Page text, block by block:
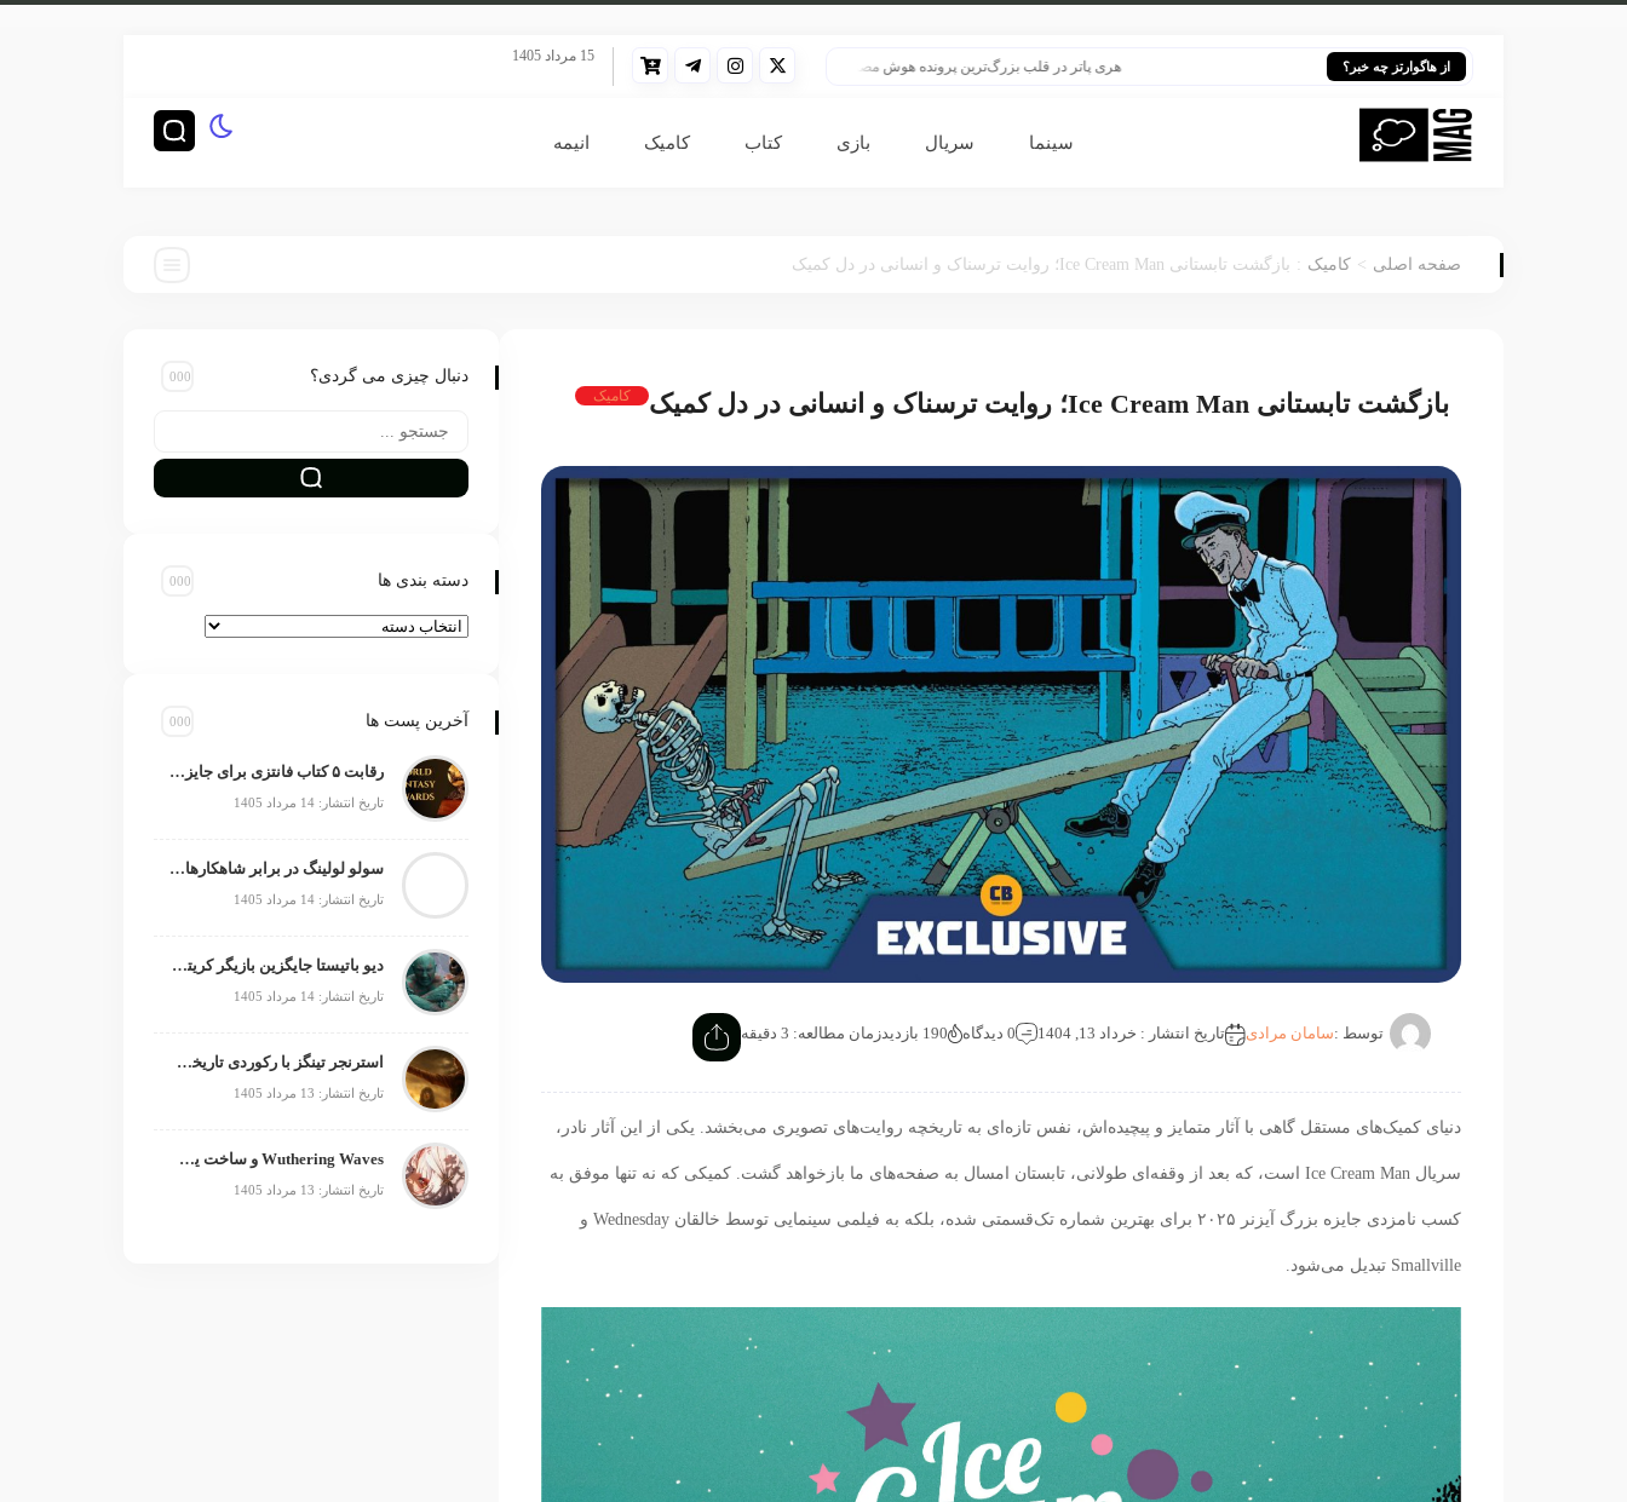
از هاگوارتز چه خبر؟ هری پاتر در قلب بزرگ‌ترین پرونده هوش مصنوعی HBO سنت قدیمی خود را برای پخش سریال هری پاتر تغییر داد
15 مرداد 1405
سینما سریال بازی کتاب کامیک انیمه
صفحه اصلی > کامیک : بازگشت تابستانی Ice Cream Man؛ روایت ترسناک و انسانی در دل کمیک
بازگشت تابستانی Ice Cream Man؛ روایت ترسناک و انسانی در دل کمیک کامیک
توسط :سامان مرادی تاریخ انتشار : خرداد 13, 1404 0 دیدگاه 190 بازدید زمان مطالعه: 3 دقیقه
دنیای کمیک‌های مستقل گاهی با آثار متمایز و پیچیده‌اش، نفس تازه‌ای به تاریخچه روایت‌های تصویری می‌بخشد. یکی از این آثار نادر،
سریال Ice Cream Man است، که بعد از وقفه‌ای طولانی، تابستان امسال به صفحه‌های ما بازخواهد گشت. کمیکی که نه تنها موفق به
کسب نامزدی جایزه بزرگ آیزنر ۲۰۲۵ برای بهترین شماره تک‌قسمتی شده، بلکه به فیلمی سینمایی توسط خالقان Wednesday و
Smallville تبدیل می‌شود.
دنبال چیزی می گردی؟
دسته بندی ها
آخرین پست ها
رقابت ۵ کتاب فانتزی برای جایزه جهانی ۲۰۲۶
تاریخ انتشار: 14 مرداد 1405
سولو لولینگ در برابر شاهکارهای انیمه؛ چه چیزی کم دارد؟
تاریخ انتشار: 14 مرداد 1405
دیو باتیستا جایگزین بازیگر کریتوس می‌شود؟
تاریخ انتشار: 14 مرداد 1405
استرنجر تینگز با رکوردی تاریخی صدرنشین شد
تاریخ انتشار: 13 مرداد 1405
Wuthering Waves و ساخت یک فرنچایز بزرگ؛ از بازی تا انیمه
تاریخ انتشار: 13 مرداد 1405